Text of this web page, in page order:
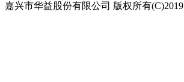
嘉兴市华益股份有限公司 版权所有(C)2019